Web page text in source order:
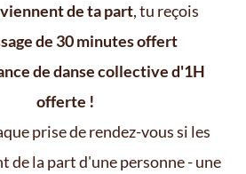
de ta part, tu reçois
de 30 minutes offert
de danse collective d'1H
offerte !
prise de rendez-vous si les
de la part d'une personne - une